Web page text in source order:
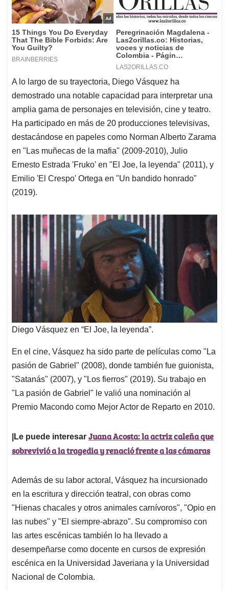
A lo largo de su trayectoria, Diego Vásquez ha
demostrado una notable capacidad para interpretar una
amplia gama de personajes en televisión, cine y teatro.
Ha participado en más de 20 producciones televisivas,
destacándose en papeles como Norman Alberto Zarama
en "Las muñecas de la mafia" (2009-2010), Julio
Ernesto Estrada 'Fruko' en "El Joe, la leyenda" (2011), y
Emilio 'El Crespo' Ortega en "Un bandido honrado"
(2019). ​
Diego Vásquez en “El Joe, la leyenda”.
En el cine, Vásquez ha sido parte de películas como "La
pasión de Gabriel" (2008), donde también fue guionista,
"Satanás" (2007), y "Los fierros" (2019). Su trabajo en
"La pasión de Gabriel" le valió una nominación al
Premio Macondo como Mejor Actor de Reparto en 2010.
|Le puede interesar Juana Acosta: la actriz caleña que
sobrevivió a la tragedia y renació frente a las cámaras
Además de su labor actoral, Vásquez ha incursionado
en la escritura y dirección teatral, con obras como
"Hienas chacales y otros animales carnívoros", "Opio en
las nubes" y "El siempre-abrazo". Su compromiso con
las artes escénicas también lo ha llevado a
desempeñarse como docente en cursos de expresión
escénica en la Universidad Javeriana y la Universidad
Nacional de Colombia. ​